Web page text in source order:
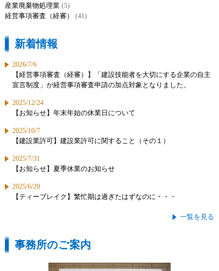
産業廃棄物処理業 (5)
経営事項審査（経審）
(41)
新着情報
2026/7/6
【経営事項審査（経審）】「建設技能者を大切にする企業の自主
宣言制度」が経営事項審査申請の加点対象となりました。
2025/12/24
【お知らせ】年末年始の休業日について
2025/10/7
【建設業許可】建設業許可に関すること（その１）
2025/7/31
【お知らせ】夏季休業のお知らせ
2025/6/20
【ティーブレイク】繁忙期は過ぎたはずなのに・・・
一覧を見る
事務所のご案内